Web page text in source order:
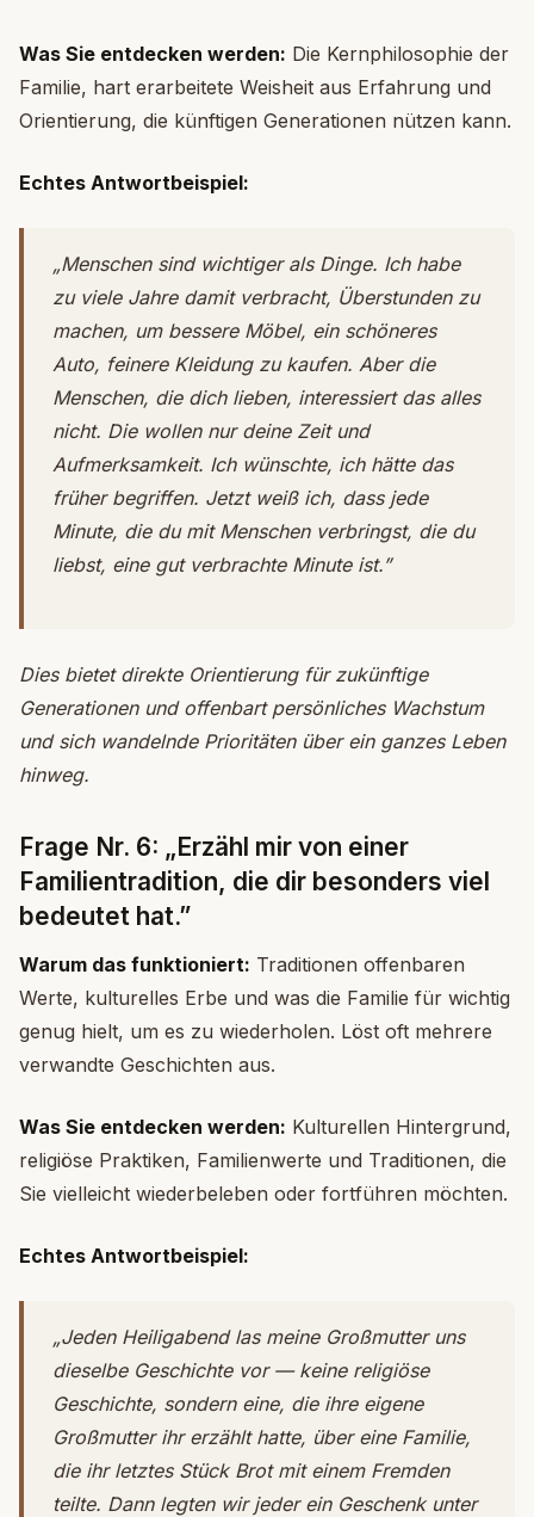
Was Sie entdecken werden: Die Kernphilosophie der
Familie, hart erarbeitete Weisheit aus Erfahrung und
Orientierung, die künftigen Generationen nützen kann.
Echtes Antwortbeispiel:
„Menschen sind wichtiger als Dinge. Ich habe
zu viele Jahre damit verbracht, Überstunden zu
machen, um bessere Möbel, ein schöneres
Auto, feinere Kleidung zu kaufen. Aber die
Menschen, die dich lieben, interessiert das alles
nicht. Die wollen nur deine Zeit und
Aufmerksamkeit. Ich wünschte, ich hätte das
früher begriffen. Jetzt weiß ich, dass jede
Minute, die du mit Menschen verbringst, die du
liebst, eine gut verbrachte Minute ist.”
Dies bietet direkte Orientierung für zukünftige
Generationen und offenbart persönliches Wachstum
und sich wandelnde Prioritäten über ein ganzes Leben
hinweg.
Frage Nr. 6: „Erzähl mir von einer
Familientradition, die dir besonders viel
bedeutet hat.”
Warum das funktioniert: Traditionen offenbaren
Werte, kulturelles Erbe und was die Familie für wichtig
genug hielt, um es zu wiederholen. Löst oft mehrere
verwandte Geschichten aus.
Was Sie entdecken werden: Kulturellen Hintergrund,
religiöse Praktiken, Familienwerte und Traditionen, die
Sie vielleicht wiederbeleben oder fortführen möchten.
Echtes Antwortbeispiel:
„Jeden Heiligabend las meine Großmutter uns
dieselbe Geschichte vor — keine religiöse
Geschichte, sondern eine, die ihre eigene
Großmutter ihr erzählt hatte, über eine Familie,
die ihr letztes Stück Brot mit einem Fremden
teilte. Dann legten wir jeder ein Geschenk unter